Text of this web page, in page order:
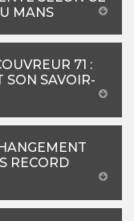
MANS
71 :
SON SAVOIR-
RECORD